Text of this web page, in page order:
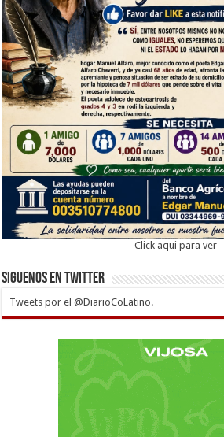
Click aqui para ver
Siguenos en twitter
Tweets por el @DiarioCoLatino.